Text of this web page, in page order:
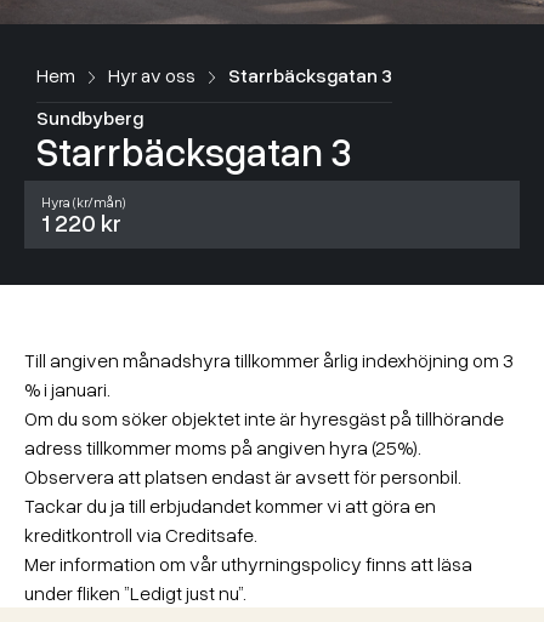
Hem Hyr av oss
Starrbäcksgatan 3
Sundbyberg
Starrbäcksgatan 3
Hyra (kr/mån)
1 220 kr
Till angiven månadshyra tillkommer årlig indexhöjning om 3
% i januari.
Om du som söker objektet inte är hyresgäst på tillhörande
adress tillkommer moms på angiven hyra (25%).
Observera att platsen endast är avsett för personbil.
Tackar du ja till erbjudandet kommer vi att göra en
kreditkontroll via Creditsafe.
Mer information om vår uthyrningspolicy finns att läsa
under fliken ”Ledigt just nu”.